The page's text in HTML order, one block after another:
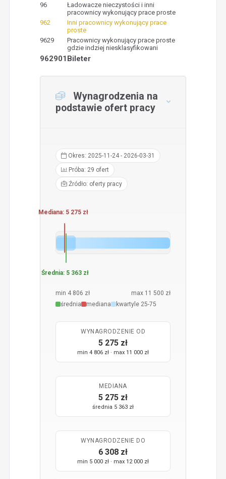
96
Ładowacze nieczystości i inni
pracownicy wykonujący prace proste
962
Inni pracownicy wykonujący prace
proste
9629
Pracownicy wykonujący prace proste
gdzie indziej niesklasyfikowani
962901 Bileter
Wynagrodzenia na
podstawie ofert pracy
Okres: 2025-11-24 - 2026-03-31
Próba: 29 ofert
Źródło: oferty pracy
Mediana: 5 275 zł
Średnia: 5 363 zł
min 4 806 zł
max 11 500 zł
średnia
mediana kwartyle 25-75
WYNAGRODZENIE OD
5 275 zł
min 4 806 zł · max 11 000 zł
MEDIANA
5 275 zł
średnia 5 363 zł
WYNAGRODZENIE DO
6 308 zł
min 5 000 zł · max 12 000 zł